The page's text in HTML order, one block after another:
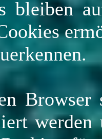
bleiben
Browser